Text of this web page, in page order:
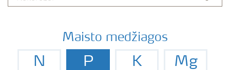
Maisto medžiagos
N P K Mg